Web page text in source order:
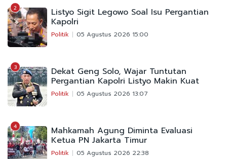
2 Listyo Sigit Legowo Soal Isu Pergantian
Kapolri
Politik 05 Agustus 2026 15:00
3 Dekat Geng Solo, Wajar Tuntutan
Pergantian Kapolri Listyo Makin Kuat
Politik 05 Agustus 2026 13:07
4 Mahkamah Agung Diminta Evaluasi
Ketua PN Jakarta Timur
Politik 05 Agustus 2026 22:38